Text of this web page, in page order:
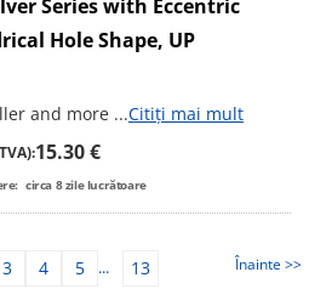
Series with Eccentric
Hole Shape, UP
and more ...Citiți mai mult
15.30 €
circa 8zile lucrătoare
3 4 5 ... 13 Înainte >>